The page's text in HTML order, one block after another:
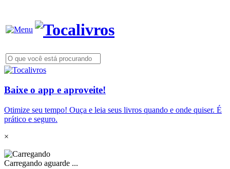
Baixe o app e aproveite!
Otimize seu tempo! Ouça e leia seus livros quando e onde quiser. É
prático e seguro.
×
Carregando aguarde ...